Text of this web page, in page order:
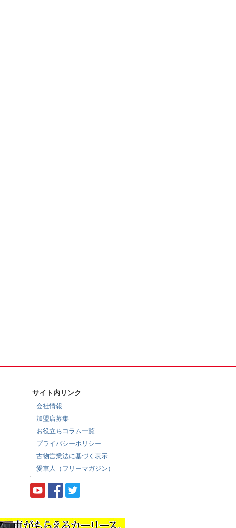
サイト内リンク
会社情報
加盟店募集
お役立ちコラム一覧
プライバシーポリシー
古物営業法に基づく表示
愛車人（フリーマガジン）